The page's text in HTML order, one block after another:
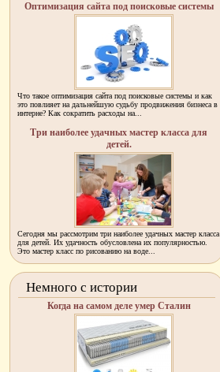
Оптимизация сайта под поисковые системы
Что такое оптимизация сайта под поисковые системы и как
это повлияет на дальнейшую судьбу продвижения бизнеса в
интерне? Как сократить расходы на...
Три наиболее удачных мастер класса для
детей.
Сегодня мы рассмотрим три наиболее удачных мастер класса
для детей. Их удачность обусловлена их популярностью.
Это мастер класс по рисованию на воде...
Немного с истории
Когда на самом деле умер Сталин